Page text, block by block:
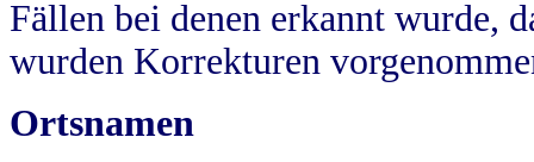
Fällen bei denen erkannt wurde,
wurden Korrekturen
Ortsnamen